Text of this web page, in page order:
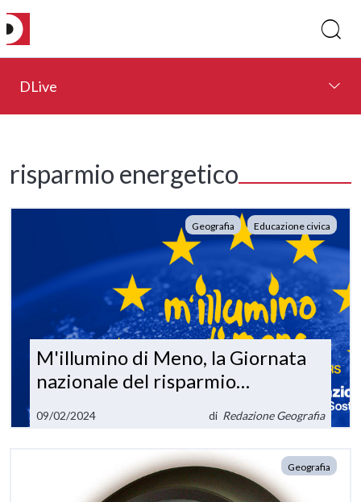
DLive
risparmio energetico
Geografia Educazione civica
M'illumino di Meno, la Giornata
nazionale del risparmio
09/02/2024 di Redazione Geografia
Geografia